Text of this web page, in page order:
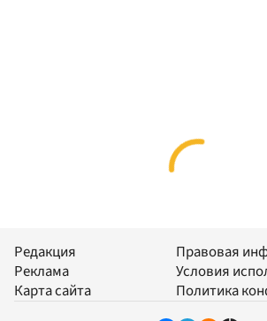
Редакция
Реклама
Карта сайта
Правовая
Условия
Политика